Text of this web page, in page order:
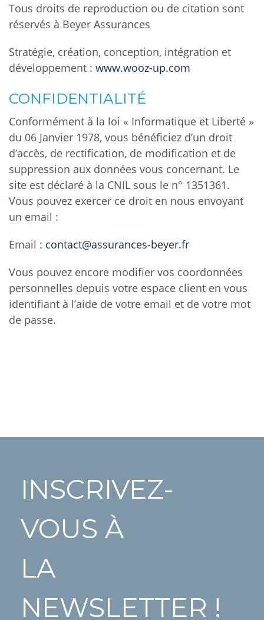
Tous droits de reproduction ou de citation sont
réservés à Beyer Assurances
Stratégie, création, conception, intégration et
développement : www.wooz-up.com
CONFIDENTIALITÉ
Conformément à la loi « Informatique et Liberté »
du 06 Janvier 1978, vous bénéficiez d’un droit
d’accès, de rectification, de modification et de
suppression aux données vous concernant. Le
site est déclaré à la CNIL sous le n° 1351361.
Vous pouvez exercer ce droit en nous envoyant
un email :
Email : contact@assurances-beyer.fr
Vous pouvez encore modifier vos coordonnées
personnelles depuis votre espace client en vous
identifiant à l’aide de votre email et de votre mot
de passe.
INSCRIVEZ-
VOUS À
LA
NEWSLETTER !